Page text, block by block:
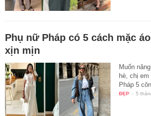
Phụ nữ Pháp có 5 cách mặc
xịn mịn
Muốn
hè, chị
Pháp 5
ĐẸP - 5